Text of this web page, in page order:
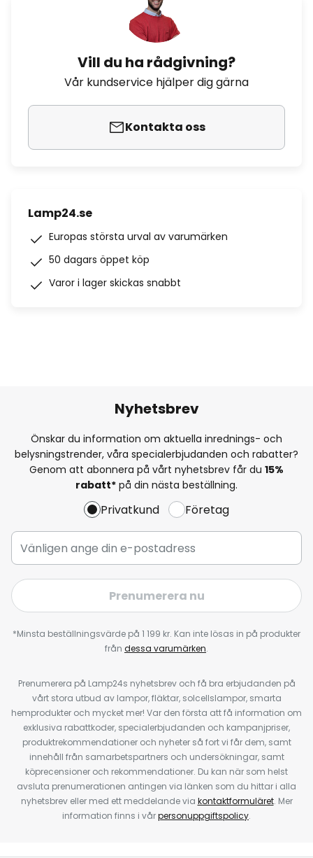
Vill du ha rådgivning?
Vår kundservice hjälper dig gärna
Kontakta oss
Lamp24.se
Europas största urval av varumärken
50 dagars öppet köp
Varor i lager skickas snabbt
Nyhetsbrev
Önskar du information om aktuella inrednings- och
belysningstrender, våra specialerbjudanden och rabatter?
Genom att abonnera på vårt nyhetsbrev får du 15%
rabatt* på din nästa beställning.
Privatkund Företag
Prenumerera nu
*Minsta beställningsvärde på 1 199 kr. Kan inte lösas in på produkter
från dessa varumärken.
Prenumerera på Lamp24s nyhetsbrev och få bra erbjudanden på
vårt stora utbud av lampor, fläktar, solcellslampor, smarta
hemprodukter och mycket mer! Var den första att få information om
exklusiva rabattkoder, specialerbjudanden och kampanjpriser,
produktrekommendationer och nyheter så fort vi får dem, samt
innehåll från samarbetspartners och undersökningar, samt
köprecensioner och rekommendationer. Du kan när som helst
avsluta prenumerationen antingen via länken som du hittar i alla
nyhetsbrev eller med ett meddelande via kontaktformuläret. Mer
information finns i vårpersonuppgiftspolicy.